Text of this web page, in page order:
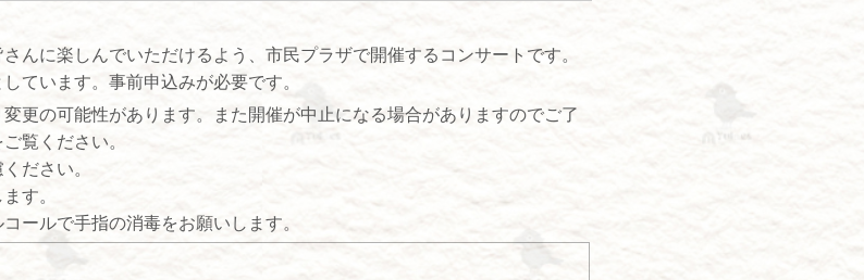
んに楽しんでいただけるよう、市民プラザで開催するコンサートです。
ています。事前申込みが必要です。
更の可能性があります。また開催が中止になる場合がありますのでご了
覧ください。
ださい。
す。
ールで手指の消毒をお願いします。